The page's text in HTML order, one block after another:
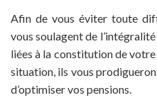
Afin de vous éviter toute
vous soulagent de
liées à la constitution de
situation, ils vous
d’optimiser vos pensions.